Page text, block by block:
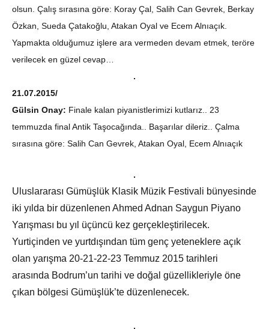
olsun. Çalış sırasına göre: Koray Çal, Salih Can Gevrek, Berkay
Özkan, Sueda Çatakoğlu, Atakan Oyal ve Ecem Alnıaçık.
Yapmakta olduğumuz işlere ara vermeden devam etmek, teröre
verilecek en güzel cevap…
21.07.2015/
Gülsin Onay: Finale kalan piyanistlerimizi kutlarız.. 23
temmuzda final Antik Taşocağında.. Başarılar dileriz.. Çalma
sırasına göre: Salih Can Gevrek, Atakan Oyal, Ecem Alnıaçık
Uluslararası Gümüşlük Klasik Müzik Festivali bünyesinde
iki yılda bir düzenlenen Ahmed Adnan Saygun Piyano
Yarışması bu yıl üçüncü kez gerçekleştirilecek.
Yurtiçinden ve yurtdışından tüm genç yeteneklere açık
olan yarışma 20-21-22-23 Temmuz 2015 tarihleri
arasında Bodrum’un tarihi ve doğal güzellikleriyle öne
çıkan bölgesi Gümüşlük’te düzenlenecek.